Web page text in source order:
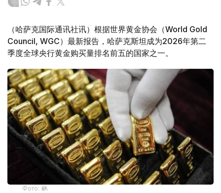
（哈萨克国际通讯社讯）根据世界黄金协会（World Gold
Council, WGC）最新报告，哈萨克斯坦成为2026年第二
季度全球央行黄金购买量排名前五的国家之一。
Фото: ӨзА